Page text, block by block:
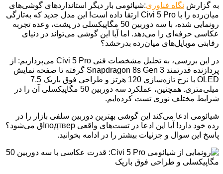
به گزارش نگاه فناوری:شیائومی بار دیگر استانداردهای گوشی‌های
میان‌رده را با Civi 5 Pro ارتقا داده است! این مدل جدید که به‌تازگی
رونمایی شده، با سه دوربین 50 مگاپیکسلی در پشت، وعده تجربه
عکاسی حرفه‌ای را می‌دهد. اما آیا این گوشی می‌تواند در دنیای
رقابتی موبایل‌های میان‌رده بدرخشد؟
در این بررسی، به تحلیل مشخصات فنی Civi 5 Pro می‌پردازیم: از
پردازنده قدرتمند Snapdragon 8s Gen 3 گرفته تا صفحه نمایش
OLED با نرخ تازه‌سازی 120 هرتز و طراحی فوق باریک 7.5
میلی‌متری. همچنین، عملکرد سه دوربین 50 مگاپیکسلی آن را در
شرایط مختلف نوری تست کرده‌ایم.
شیائومی ادعا می‌کند این گوشی بهترین دوربین سلفی بازار را در
رده خود دارد! آیا این ادعا در تست‌های واقعی подтверاق می‌شود؟
پاسخ این سوال و جزئیات بیشتر را در ادامه بخوانید.